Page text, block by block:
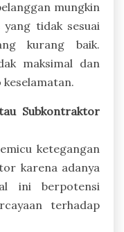
mungkin
tidak sesuai
kurang baik.
maksimal dan
Subkontraktor
ketegangan
karena adanya
ini berpotensi
terhadap